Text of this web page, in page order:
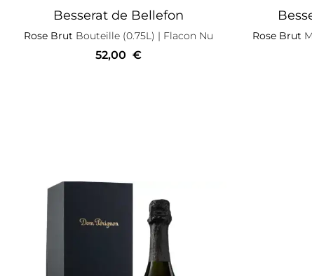
Besserat de Bellefon
Rose Brut Bouteille (0.75L) | Flacon Nu
52,00 €
Rose Brut